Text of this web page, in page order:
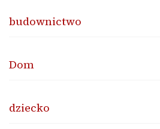
budownictwo
Dom
dziecko